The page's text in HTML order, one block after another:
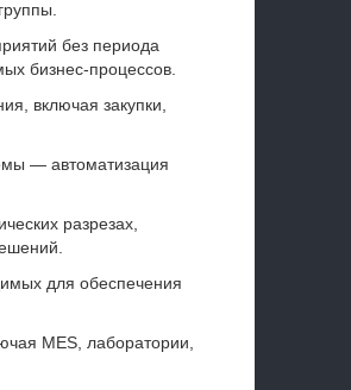
без периода
бизнес-процессов.
включая закупки,
— автоматизация
разрезах,
для обеспечения
MES, лаборатории,